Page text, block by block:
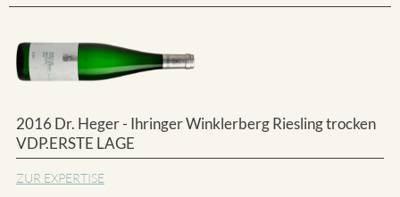
2016 Dr. Heger - Ihringer Winklerberg Riesling trocken
VDP.ERSTE LAGE
ZUR EXPERTISE